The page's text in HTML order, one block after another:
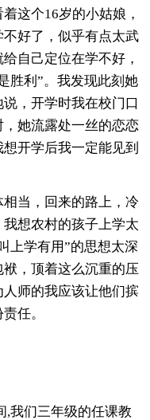
这个16岁的小姑娘，
好了，似乎有点太武
自己定位在学不好，
胜利”。我发现此刻她
，开学时我在校门口
她流露处一丝的恋恋
开学后我一定能见到
当，回来的路上，冷
想农村的孩子上学太
上学有用”的思想太深
，顶着这么沉重的压
师的我应该让他们摈
任。
,我们三年级的任课教